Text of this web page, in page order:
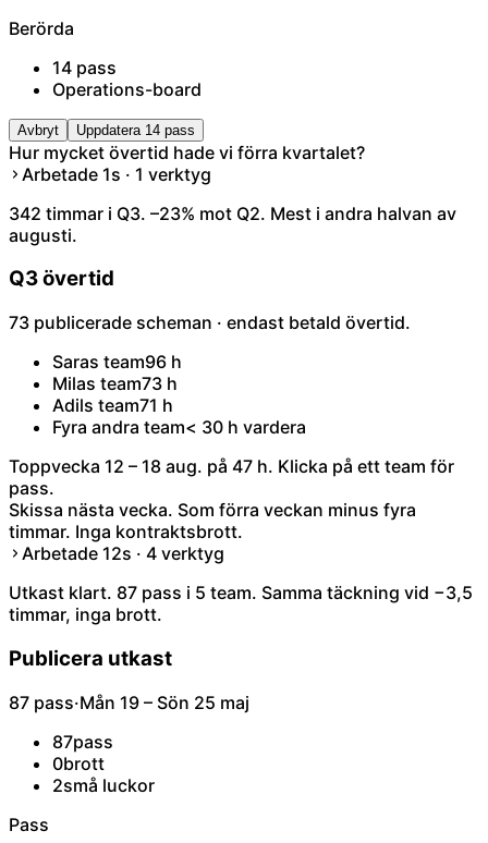
Berörda
14 pass
Operations-board
Avbryt Uppdatera 14 pass
Hur mycket övertid hade vi förra kvartalet?
Arbetade 1s · 1 verktyg
342 timmar i Q3. –23% mot Q2. Mest i andra halvan av
augusti.
Q3 övertid
73 publicerade scheman · endast betald övertid.
Saras team96 h
Milas team73 h
Adils team71 h
Fyra andra team< 30 h vardera
Toppvecka 12 – 18 aug. på 47 h. Klicka på ett team för
pass.
Skissa nästa vecka. Som förra veckan minus fyra
timmar. Inga kontraktsbrott.
Arbetade 12s · 4 verktyg
Utkast klart. 87 pass i 5 team. Samma täckning vid −3,5
timmar, inga brott.
Publicera utkast
87 pass·Mån 19 – Sön 25 maj
87pass
0brott
2små luckor
Pass